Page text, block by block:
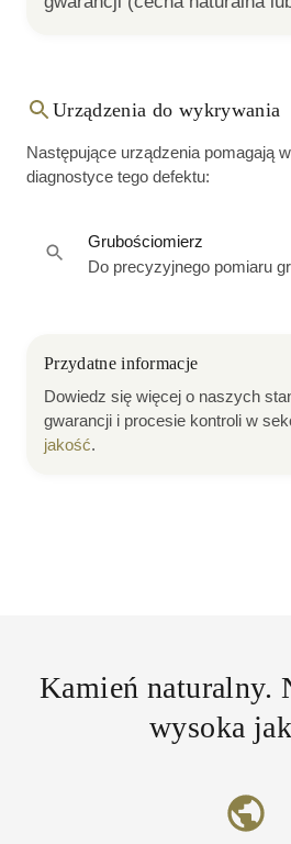
Urządzenia do wykrywania
Następujące urządzenia pomagają
diagnostyce tego defektu:
Grubościomierz
Do precyzyjnego pomiaru
Przydatne informacje
Dowiedz się więcej o naszych
gwarancji i procesie kontroli w
jakość.
Kamień naturalny.
wysoka